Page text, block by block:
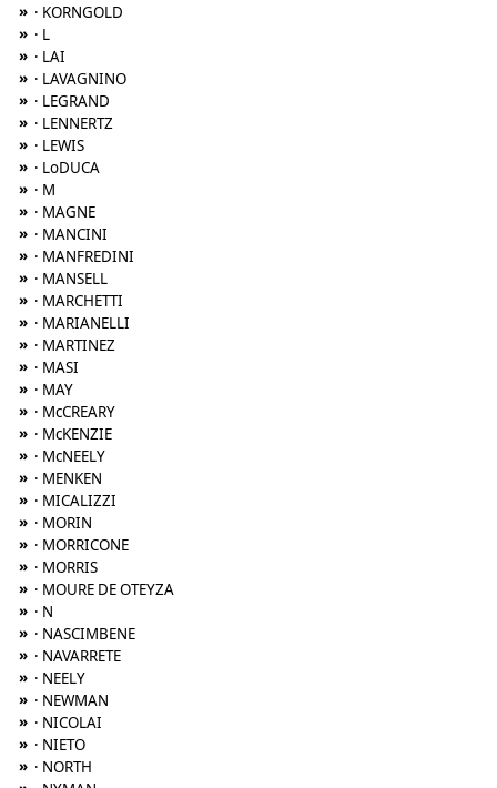
» · KORNGOLD
» · L
» · LAI
» · LAVAGNINO
» · LEGRAND
» · LENNERTZ
» · LEWIS
» · LoDUCA
» · M
» · MAGNE
» · MANCINI
» · MANFREDINI
» · MANSELL
» · MARCHETTI
» · MARIANELLI
» · MARTINEZ
» · MASI
» · MAY
» · McCREARY
» · McKENZIE
» · McNEELY
» · MENKEN
» · MICALIZZI
» · MORIN
» · MORRICONE
» · MORRIS
» · MOURE DE OTEYZA
» · N
» · NASCIMBENE
» · NAVARRETE
» · NEELY
» · NEWMAN
» · NICOLAI
» · NIETO
» · NORTH